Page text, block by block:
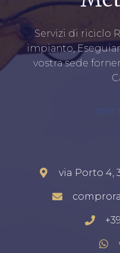
Servizi di riciclo
impianto,
vostra sede
via Porto 4,